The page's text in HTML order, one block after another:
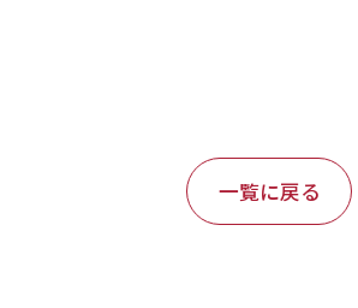
一覧に戻る